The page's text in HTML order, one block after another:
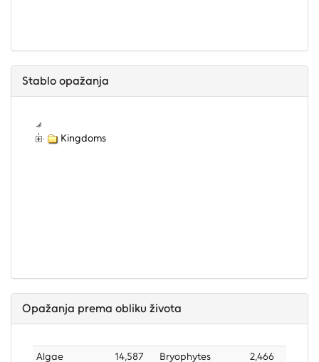
Stablo opažanja
Kingdoms
Opažanja prema obliku života
Algae 14,587 Bryophytes 2,466